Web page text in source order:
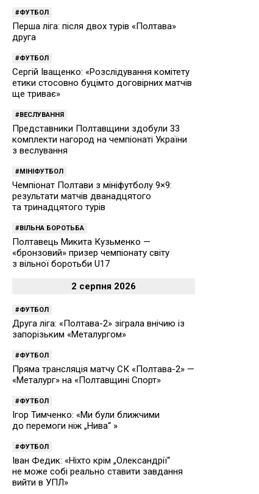
ФУТБОЛ
Перша ліга: після двох турів «Полтава»
друга
ФУТБОЛ
Сергій Іващенко: «Розслідування комітету
етики стосовно буцімто договірних матчів
ще триває»
ВЕСЛУВАННЯ
Представники Полтавщини здобули 33
комплекти нагород на чемпіонаті України
з веслування
МІНІФУТБОЛ
Чемпіонат Полтави з мініфутболу 9×9:
результати матчів дванадцятого
та тринадцятого турів
ВІЛЬНА БОРОТЬБА
Полтавець Микита Кузьменко —
«бронзовий» призер чемпіонату світу
з вільної боротьби U17
2 серпня 2026
ФУТБОЛ
Друга ліга: «Полтава-2» зіграла внічию із
запорізьким «Металургом»
ФУТБОЛ
Пряма трансляція матчу СК «Полтава-2» —
«Металург» на «Полтавщині Спорт»
ФУТБОЛ
Ігор Тимченко: «Ми були ближчими
до перемоги ніж „Нива“ »
ФУТБОЛ
Іван Федик: «Ніхто крім „Олександрії“
не може собі реально ставити завдання
вийти в УПЛ»